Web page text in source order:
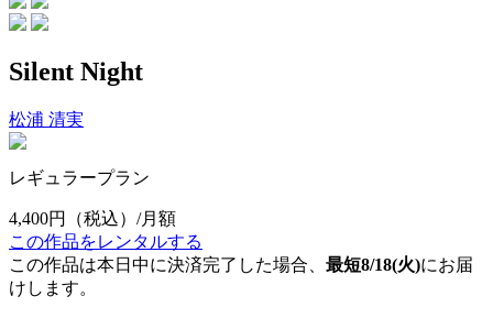
Silent Night
松浦 清実
レギュラープラン
4,400円
（税込）/月額
この作品をレンタルする
この作品は本日中に決済完了した場合、 最短8/18(火)にお届
けします。